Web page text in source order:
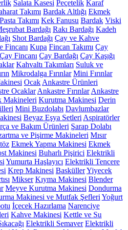
Salata Kasesi Peçetelik Karaf
Takımı Bardak Altlığı Ekmek
Pasta Takımı Kek Fanusu Bardak Viski
Bardağı Rakı Bardağı Kadeh
Shot Bardağı Çay ve Kahve
Fincanı Kupa Fincan Takımı Çay
Çay Fincanı Çay Bardağı Çay Kaşığı
Kahvaltı Takımları Suluk ve
Mikrodalga Fırınlar Mini Fırınlar
Ocak Ankastre Ürünleri
Ocaklar Ankastre Fırınlar Ankastre
Makineleri Kurutma Makinesi Derin
Mini Buzdolabı Davlumbazlar
Beyaz Eşya Setleri Aspiratörler
ve Bakım Ürünleri Şarap Dolabı
ve Pişirme Makineleri Mısır
Ekmek Yapma Makinesi Ekmek
Makinesi Buharlı Pişirici Elektrikli
Yumurta Haşlayıcı Elektrikli Tencere
Krep Makinesi BasküllerYiyecek
Mikser Kıyma Makinesi Blender
Meyve Kurutma Makinesi Dondurma
Makinesi ve Mutfak Şefleri Yoğurt
İçecek Hazırlama Narenciye
Kahve Makinesi Kettle ve Su
Elektrikli Semaver Elektrikli